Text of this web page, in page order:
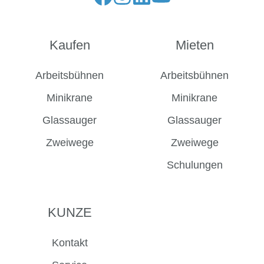
FolgeFolgeFolgeFolge
Kaufen
Arbeitsbühnen
Minikrane
Glassauger
Zweiwege
Mieten
Arbeitsbühnen
Minikrane
Glassauger
Zweiwege
Schulungen
KUNZE
Kontakt